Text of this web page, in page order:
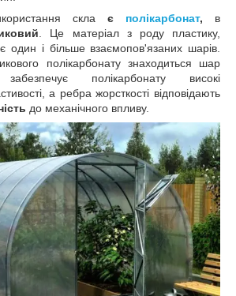
скла є полікарбонат, в
. Це матеріал з роду пластику,
один і більше взаємопов'язаних шарів.
полікарбонату знаходиться шар
полікарбонату високі
а ребра жорсткості відповідають
до механічного впливу.